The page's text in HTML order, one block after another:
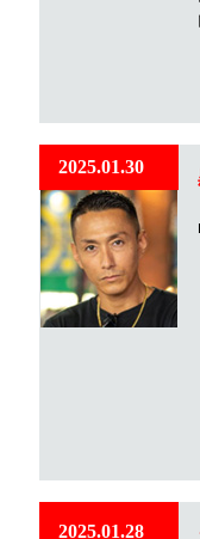
2025.01.30
2025.01.28